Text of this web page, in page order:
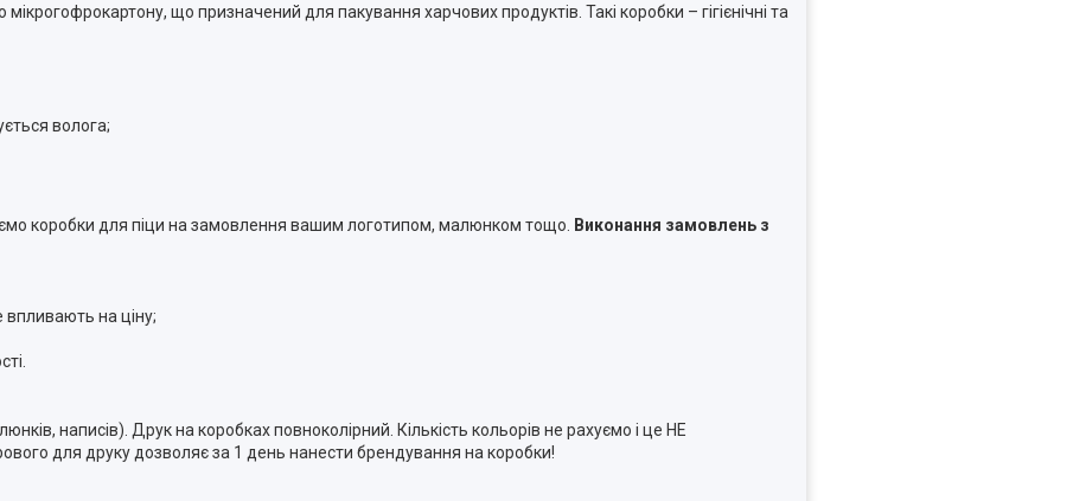
що призначений для пакування харчових продуктів. Такі коробки – гігієнічні та
волога;
коробки для піци на замовлення вашим логотипом, малюнком тощо.
Виконання замовлень з
впливають на ціну;
написів). Друк на коробках повноколірний. Кількість кольорів не рахуємо і це НЕ
для друку дозволяє за 1 день нанести брендування на коробки!